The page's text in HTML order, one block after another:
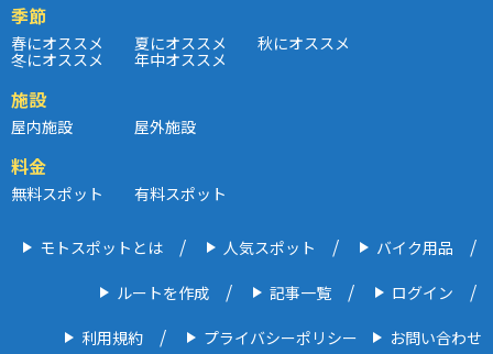
季節
春にオススメ 夏にオススメ 秋にオススメ
冬にオススメ 年中オススメ
施設
屋内施設 屋外施設
料金
無料スポット 有料スポット
モトスポットとは 人気スポット バイク用品
ルートを作成 記事一覧 ログイン
利用規約 プライバシーポリシー お問い合わせ